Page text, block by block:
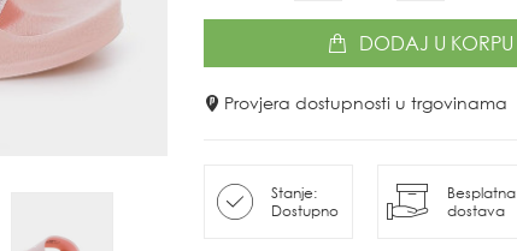
DODAJ U KORPU
Provjera dostupnosti u trgovinama
Stanje:
Dostupno
Besplatna
dostava